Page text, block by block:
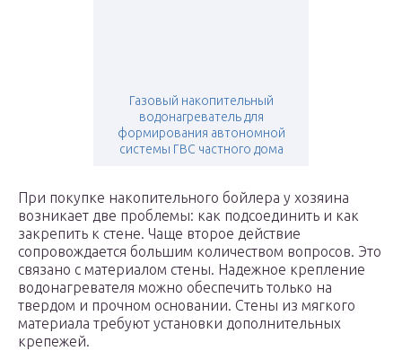
Газовый накопительный
водонагреватель для
формирования автономной
системы ГВС частного дома
При покупке накопительного бойлера у хозяина
возникает две проблемы: как подсоединить и как
закрепить к стене. Чаще второе действие
сопровождается большим количеством вопросов. Это
связано с материалом стены. Надежное крепление
водонагревателя можно обеспечить только на
твердом и прочном основании. Стены из мягкого
материала требуют установки дополнительных
крепежей.